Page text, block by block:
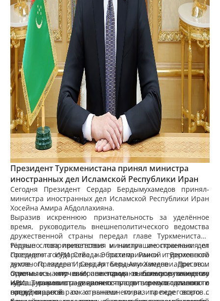
Президент Туркменистана принял министра
иностранных дел Исламской Республики Иран
Сегодня Президент Сердар­ ­Бердымухамедов принял ­
министра иностранных дел Исламской Республики Иран
Хосейна Амира Абдоллахияна.
Выразив искреннюю признательность за уделённое
время, руководитель внешнеполитического ведомства
дружественной страны передал главе Туркменистана
тёплые слова приветствия и наилучшие пожелания от
Президента ИРИ Сейеда Эбрахима Раиси и Верховного
духовного лидера Ирана Аятоллы Али Хаменеи. При этом
отмечалось, что в Иране придают большое значение
наращиванию традиционно плодо­творного диалога с
нашей страной.
Радушно поприветствовав министра иностранных дел
соседнего государства на гостеприимной туркменской
земле, Президент Сердар Бердымухамедов адресовал
ответные наилучшие пожелания высшему руководству
ИРИ, выразив уверенность в результативности
предстоящих в рамках нынешнего визита переговоров с
Одним из ключевых векторов внешнеполитического
курса Туркменистана является развитие многопланового
сотрудничества со странами мира, прежде всего с